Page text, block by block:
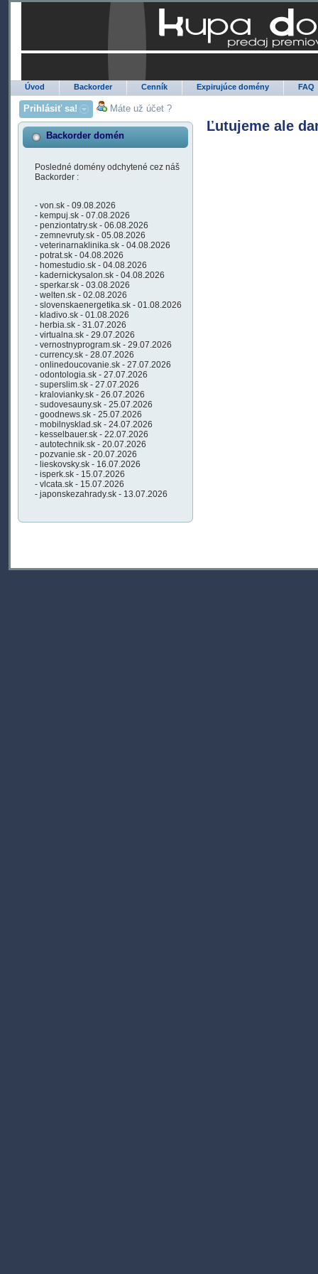
Úvod Backorder Cenník Expirujúce domény FAQ
Prihlásiť sa! Máte už účet ?
Backorder domén
Posledné domény odchytené cez náš
Backorder :
- von.sk - 09.08.2026
- kempuj.sk - 07.08.2026
- penziontatry.sk - 06.08.2026
- zemnevruty.sk - 05.08.2026
- veterinarnaklinika.sk - 04.08.2026
- potrat.sk - 04.08.2026
- homestudio.sk - 04.08.2026
- kadernickysalon.sk - 04.08.2026
- sperkar.sk - 03.08.2026
- welten.sk - 02.08.2026
- slovenskaenergetika.sk - 01.08.2026
- kladivo.sk - 01.08.2026
- herbia.sk - 31.07.2026
- virtualna.sk - 29.07.2026
- vernostnyprogram.sk - 29.07.2026
- currency.sk - 28.07.2026
- onlinedoucovanie.sk - 27.07.2026
- odontologia.sk - 27.07.2026
- superslim.sk - 27.07.2026
- kralovianky.sk - 26.07.2026
- sudovesauny.sk - 25.07.2026
- goodnews.sk - 25.07.2026
- mobilnysklad.sk - 24.07.2026
- kesselbauer.sk - 22.07.2026
- autotechnik.sk - 20.07.2026
- pozvanie.sk - 20.07.2026
- lieskovsky.sk - 16.07.2026
- isperk.sk - 15.07.2026
- vlcata.sk - 15.07.2026
- japonskezahrady.sk - 13.07.2026
Ľutujeme ale